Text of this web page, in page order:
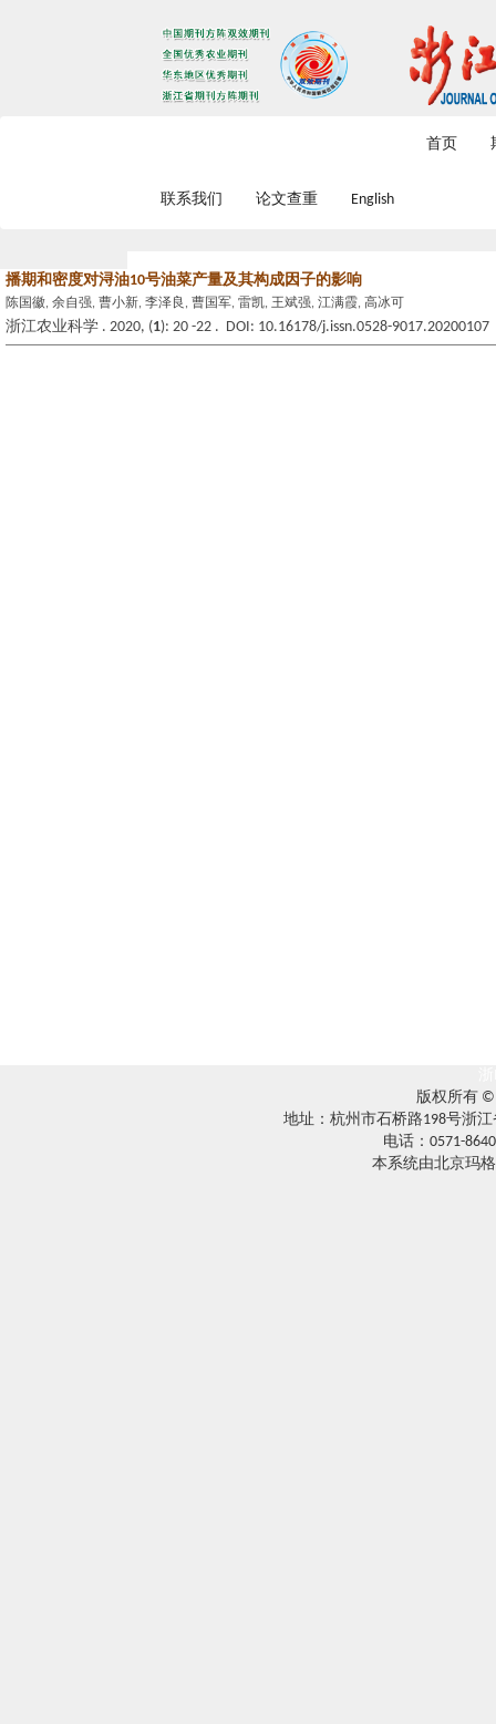
首页
联系我们 论文查重 English
播期和密度对浔油10号油菜产量及其构成因子的影响
陈国徽, 余自强, 曹小新, 李泽良, 曹国军, 雷凯, 王斌强, 江满霞, 高冰可
浙江农业科学 . 2020, (1): 20 -22 . DOI: 10.16178/j.issn.0528-9017.20200107
版权所有
地址：杭州市石桥路198号浙
电话：0571-
本系统由北京玛